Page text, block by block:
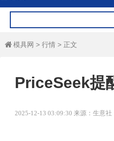
 模具网 > 行情 > 正文
PriceSeek提
2025-12-13 03:09:30 来源：生意社